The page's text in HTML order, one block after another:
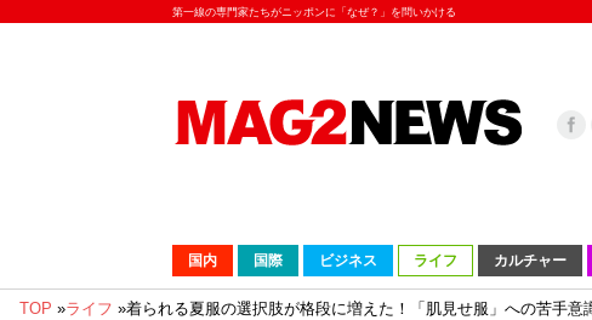
第一線の専門家たちがニッポンに「なぜ？」を問いかける
国内 国際 ビジネス ライフ カルチャー
TOP »ライフ »着られる夏服の選択肢が格段に増えた！「肌見せ服」への苦手意